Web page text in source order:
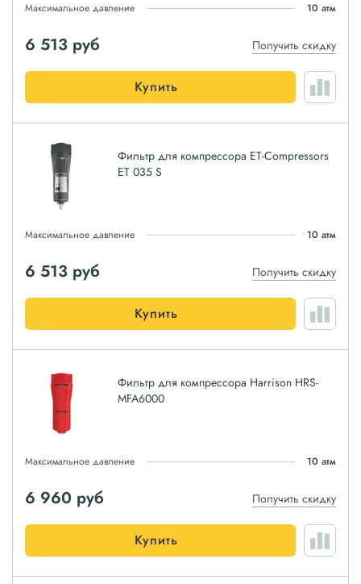
Максимальное давление 10 атм
6 513 руб Получить скидку
Купить
Фильтр для компрессора ET-Compressors
ET 035 S
Максимальное давление 10 атм
6 513 руб Получить скидку
Купить
Фильтр для компрессора Harrison HRS-
MFA6000
Максимальное давление 10 атм
6 960 руб Получить скидку
Купить